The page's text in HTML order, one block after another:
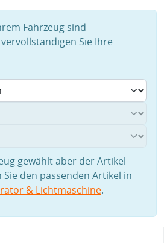
Fahrzeug sind
Sie Ihre
gewählt aber der Artikel
Sie den passenden Artikel in
& Lichtmaschine.